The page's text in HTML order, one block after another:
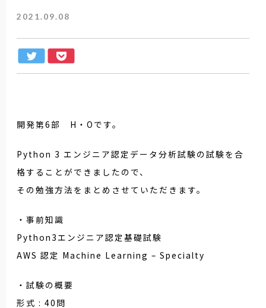
2021.09.08
開発第6部 H・Oです。
Python 3 エンジニア認定データ分析試験の試験を合
格することができましたので、
その勉強方法をまとめさせていただきます。
・事前知識
Python3エンジニア認定基礎試験
AWS 認定 Machine Learning – Specialty
・試験の概要
形式 : 40問